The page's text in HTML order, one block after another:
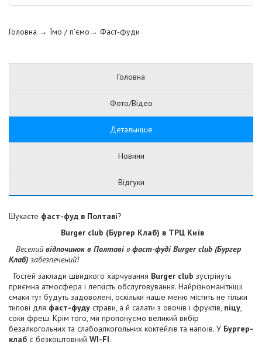
Головна → Їмо / п’ємо→ Фаст-фуди
Головна
Фото/Відео
Детальніше
Новини
Відгуки
Шукаєте фаст-фуд в Полтаві?
Burger club (Бургер Клаб) в ТРЦ Київ
Веселий відпочинок в Полтавів фаст-фуді Burger club (Бургер
Клаб) забезпечений!
Гостей заклади швидкого харчування Burger club зустрінуть
приємна атмосфера і легкість обслуговування. Найрізноманітніші
смаки тут будуть задоволені, оскільки наше меню містить не тільки
типові для фаст-фуду страви, а й салати з овочів і фруктів, піцу
соки фреш. Крім того, ми пропонуємо великий вибір
безалкогольних та слабоалкогольних коктейлів та напоїв. У Бургер-
клаб є безкоштовний WI-FI.